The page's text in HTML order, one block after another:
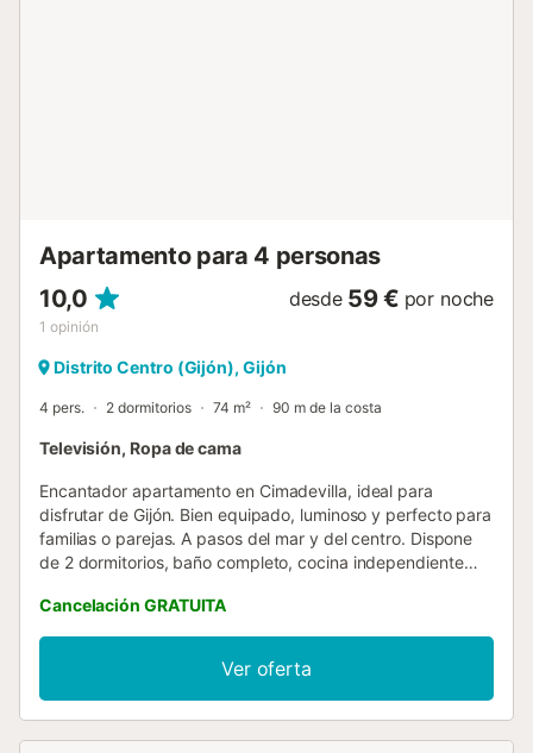
Apartamento para 4 personas
10,0
1 opinión
desde 59 € por noche
Distrito Centro (Gijón), Gijón
4 pers. 2 dormitorios 74 m² 90 m de la costa
Televisión, Ropa de cama
Encantador apartamento en Cimadevilla, ideal para
disfrutar de Gijón. Bien equipado, luminoso y perfecto para
familias o parejas. A pasos del mar y del centro. Dispone
de 2 dormitorios, baño completo, cocina independiente
y funcionales para una estancia perfecta. Ascensor
pequeño....
Cancelación GRATUITA
Ver oferta